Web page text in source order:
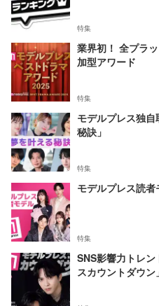
特集
業界初！ 全プラ
加型アワード
特集
モデルプレス独
秘訣」
特集
モデルプレス読者
特集
SNS影響力トレ
スカウントダウン